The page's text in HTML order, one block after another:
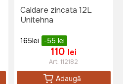
Caldare zincata 12L
Unitehna
165lei -55 lei
110 lei
Art: 112182
Adaugă